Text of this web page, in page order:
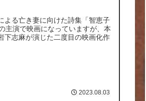
よる亡き妻に向けた詩集「智恵子
主演で映画になっていますが、本
下志麻が演じた二度目の映画化作
2023.08.03